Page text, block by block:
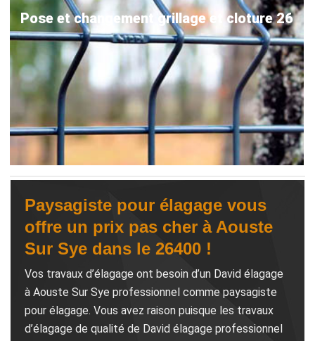
Pose et changement grillage et cloture 26
Paysagiste pour élagage vous
offre un prix pas cher à Aouste
Sur Sye dans le 26400 !
Vos travaux d’élagage ont besoin d’un David élagage
à Aouste Sur Sye professionnel comme paysagiste
pour élagage. Vous avez raison puisque les travaux
d’élagage de qualité de David élagage professionnel